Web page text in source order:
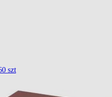
szt